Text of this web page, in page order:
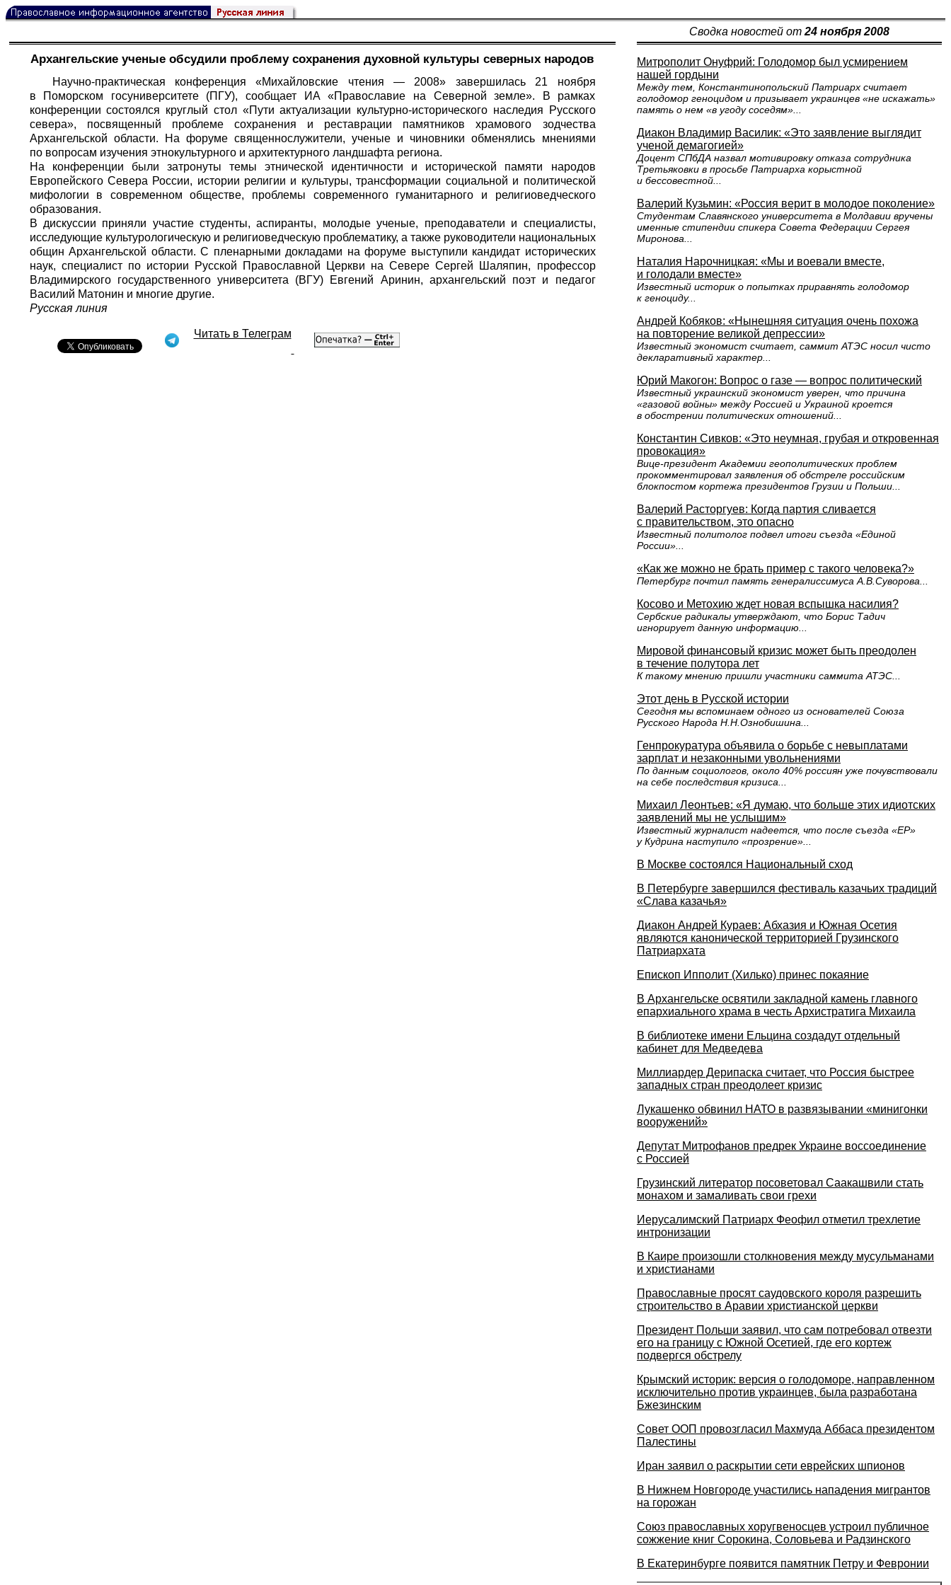
Сводка новостей от 24 ноября 2008
Архангельские ученые обсудили проблему сохранения духовной культуры северных народов
Научно-практическая конференция «Михайловские чтения — 2008» завершилась 21 ноября
в Поморском госуниверситете (ПГУ), сообщает ИА «Православие на Северной земле». В рамках
конференции состоялся круглый стол «Пути актуализации культурно-исторического наследия Русского
севера», посвященный проблеме сохранения и реставрации памятников храмового зодчества
Архангельской области. На форуме священнослужители, ученые и чиновники обменялись мнениями
по вопросам изучения этнокультурного и архитектурного ландшафта региона.
На конференции были затронуты темы этнической идентичности и исторической памяти народов
Европейского Севера России, истории религии и культуры, трансформации социальной и политической
мифологии в современном обществе, проблемы современного гуманитарного и религиоведческого
образования.
В дискуссии приняли участие студенты, аспиранты, молодые ученые, преподаватели и специалисты,
исследующие культурологическую и религиоведческую проблематику, а также руководители национальных
общин Архангельской области. С пленарными докладами на форуме выступили кандидат исторических
наук, специалист по истории Русской Православной Церкви на Севере Сергей Шаляпин, профессор
Владимирского государственного университета (ВГУ) Евгений Аринин, архангельский поэт и педагог
Василий Матонин и многие другие.
Русская линия
Читать в Телеграм
Митрополит Онуфрий: Голодомор был усмирением
нашей гордыни
Между тем, Константинопольский Патриарх считает
голодомор геноцидом и призывает украинцев «не искажать»
память о нем «в угоду соседям»...
Диакон Владимир Василик: «Это заявление выглядит
ученой демагогией»
Доцент СПбДА назвал мотивировку отказа сотрудника
Третьяковки в просьбе Патриарха корыстной
и бессовестной...
Валерий Кузьмин: «Россия верит в молодое поколение»
Студентам Славянского университета в Молдавии вручены
именные стипендии спикера Совета Федерации Сергея
Миронова...
Наталия Нарочницкая: «Мы и воевали вместе,
и голодали вместе»
Известный историк о попытках приравнять голодомор
к геноциду...
Андрей Кобяков: «Нынешняя ситуация очень похожа
на повторение великой депрессии»
Известный экономист считает, саммит АТЭС носил чисто
декларативный характер...
Юрий Макогон: Вопрос о газе — вопрос политический
Известный украинский экономист уверен, что причина
«газовой войны» между Россией и Украиной кроется
в обострении политических отношений...
Константин Сивков: «Это неумная, грубая и откровенная
провокация»
Вице-президент Академии геополитических проблем
прокомментировал заявления об обстреле российским
блокпостом кортежа президентов Грузии и Польши...
Валерий Расторгуев: Когда партия сливается
с правительством, это опасно
Известный политолог подвел итоги съезда «Единой
России»...
«Как же можно не брать пример с такого человека?»
Петербург почтил память генералиссимуса А.В.Суворова...
Косово и Метохию ждет новая вспышка насилия?
Сербские радикалы утверждают, что Борис Тадич
игнорирует данную информацию...
Мировой финансовый кризис может быть преодолен
в течение полутора лет
К такому мнению пришли участники саммита АТЭС...
Этот день в Русской истории
Сегодня мы вспоминаем одного из основателей Союза
Русского Народа Н.Н.Ознобишина...
Генпрокуратура объявила о борьбе с невыплатами
зарплат и незаконными увольнениями
По данным социологов, около 40% россиян уже почувствовали
на себе последствия кризиса...
Михаил Леонтьев: «Я думаю, что больше этих идиотских
заявлений мы не услышим»
Известный журналист надеется, что после съезда «ЕР»
у Кудрина наступило «прозрение»...
В Москве состоялся Национальный сход
В Петербурге завершился фестиваль казачьих традиций
«Слава казачья»
Диакон Андрей Кураев: Абхазия и Южная Осетия
являются канонической территорией Грузинского
Патриархата
Епископ Ипполит (Хилько) принес покаяние
В Архангельске освятили закладной камень главного
епархиального храма в честь Архистратига Михаила
В библиотеке имени Ельцина создадут отдельный
кабинет для Медведева
Миллиардер Дерипаска считает, что Россия быстрее
западных стран преодолеет кризис
Лукашенко обвинил НАТО в развязывании «минигонки
вооружений»
Депутат Митрофанов предрек Украине воссоединение
с Россией
Грузинский литератор посоветовал Саакашвили стать
монахом и замаливать свои грехи
Иерусалимский Патриарх Феофил отметил трехлетие
интронизации
В Каире произошли столкновения между мусульманами
и христианами
Православные просят саудовского короля разрешить
строительство в Аравии христианской церкви
Президент Польши заявил, что сам потребовал отвезти
его на границу с Южной Осетией, где его кортеж
подвергся обстрелу
Крымский историк: версия о голодоморе, направленном
исключительно против украинцев, была разработана
Бжезинским
Cовет ООП провозгласил Махмуда Аббаса президентом
Палестины
Иран заявил о раскрытии сети еврейских шпионов
В Нижнем Новгороде участились нападения мигрантов
на горожан
Союз православных хоругвеносцев устроил публичное
сожжение книг Сорокина, Соловьева и Радзинского
В Екатеринбурге появится памятник Петру и Февронии